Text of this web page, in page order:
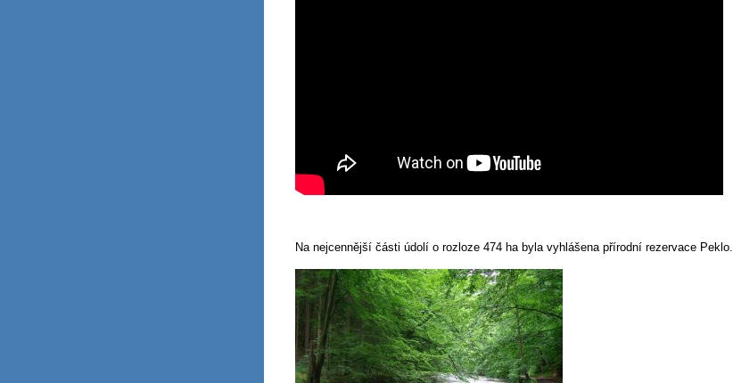
Na nejcennější části údolí o rozloze 474 ha byla vyhlášena přírodní rezervace Peklo.